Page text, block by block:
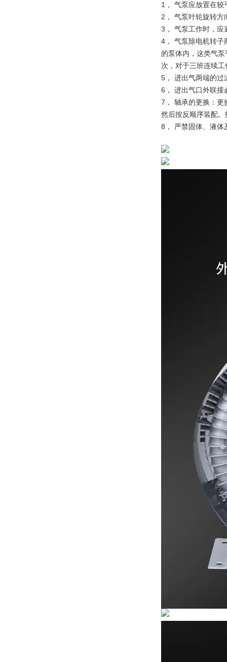
1， 气泵应放置在较
2， 气泵叶轮旋转方
3， 气泵工作时，应
4， 气泵除电机转子
的泵体内，这类气
次，对于三班连续
5， 进出气两端的过
6， 进出气口外联接
7， 轴承的更换：更
然后按反顺序装配
8， 严禁固体、液体